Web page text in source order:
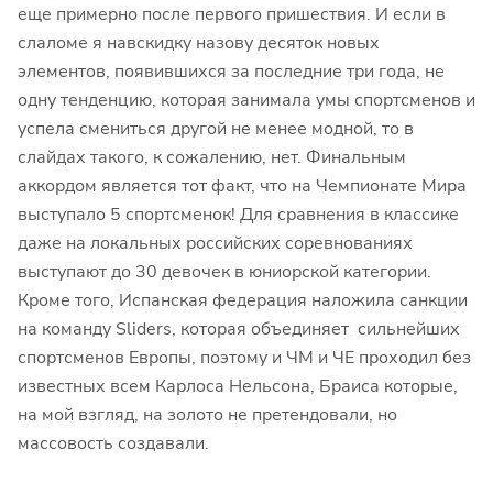
еще примерно после первого пришествия. И если в
слаломе я навскидку назову десяток новых
элементов, появившихся за последние три года, не
одну тенденцию, которая занимала умы спортсменов и
успела смениться другой не менее модной, то в
слайдах такого, к сожалению, нет. Финальным
аккордом является тот факт, что на Чемпионате Мира
выступало 5 спортсменок! Для сравнения в классике
даже на локальных российских соревнованиях
выступают до 30 девочек в юниорской категории.
Кроме того, Испанская федерация наложила санкции
на команду Sliders, которая объединяет сильнейших
спортсменов Европы, поэтому и ЧМ и ЧЕ проходил без
известных всем Карлоса Нельсона, Браиса которые,
на мой взгляд, на золото не претендовали, но
массовость создавали.